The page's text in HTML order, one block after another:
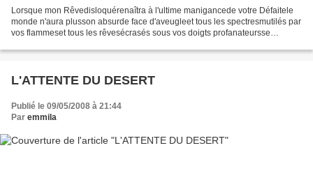
Lorsque mon Rêvedisloquérenaîtra à l'ultime manigancede votre Défaitele
monde n'aura plusson absurde face d'aveugleet tous les spectresmutilés par
vos flammeset tous les rêvesécrasés sous vos doigts profanateursse
L'ATTENTE DU DESERT
Publié le 09/05/2008 à 21:44
Par emmila